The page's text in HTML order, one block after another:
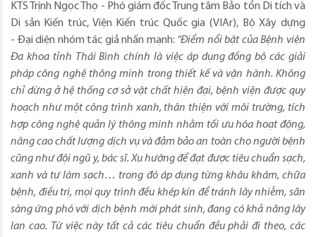
KTS Trịnh Ngọc Thọ - Phó giám đốc Trung tâm Bảo tồn Di tích và
Di sản Kiến trúc, Viện Kiến trúc Quốc gia (VIAr), Bộ Xây dựng
- Đại diện nhóm tác giả nhấn mạnh: “Điểm nổi bật của Bệnh viện
Đa khoa tỉnh Thái Bình chính là việc áp dụng đồng bộ các giải
pháp công nghệ thông minh trong thiết kế và vận hành. Không
chỉ dừng ở hệ thống cơ sở vật chất hiện đại, bệnh viện được quy
hoạch như một công trình xanh, thân thiện với môi trường, tích
hợp công nghệ quản lý thông minh nhằm tối ưu hóa hoạt động,
nâng cao chất lượng dịch vụ và đảm bảo an toàn cho người bệnh
cũng như đội ngũ y, bác sĩ. Xu hướng để đạt được tiêu chuẩn sạch,
xanh và tự làm sạch… trong đó áp dụng từng khâu khám, chữa
bệnh, điều trị, mọi quy trình đều khép kín để tránh lây nhiễm, sãn
sàng ứng phó với dịch bệnh mới phát sinh, đang có khả năng lây
lan cao. Từ việc này tất cả các tiêu chuẩn đều phải đi theo, các